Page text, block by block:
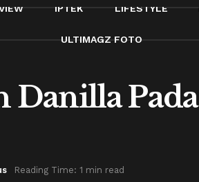
IPTEK LIFESTYLE
ULTIMAGZ FOTO
Danilla Pada
Reading Time: 1 min read